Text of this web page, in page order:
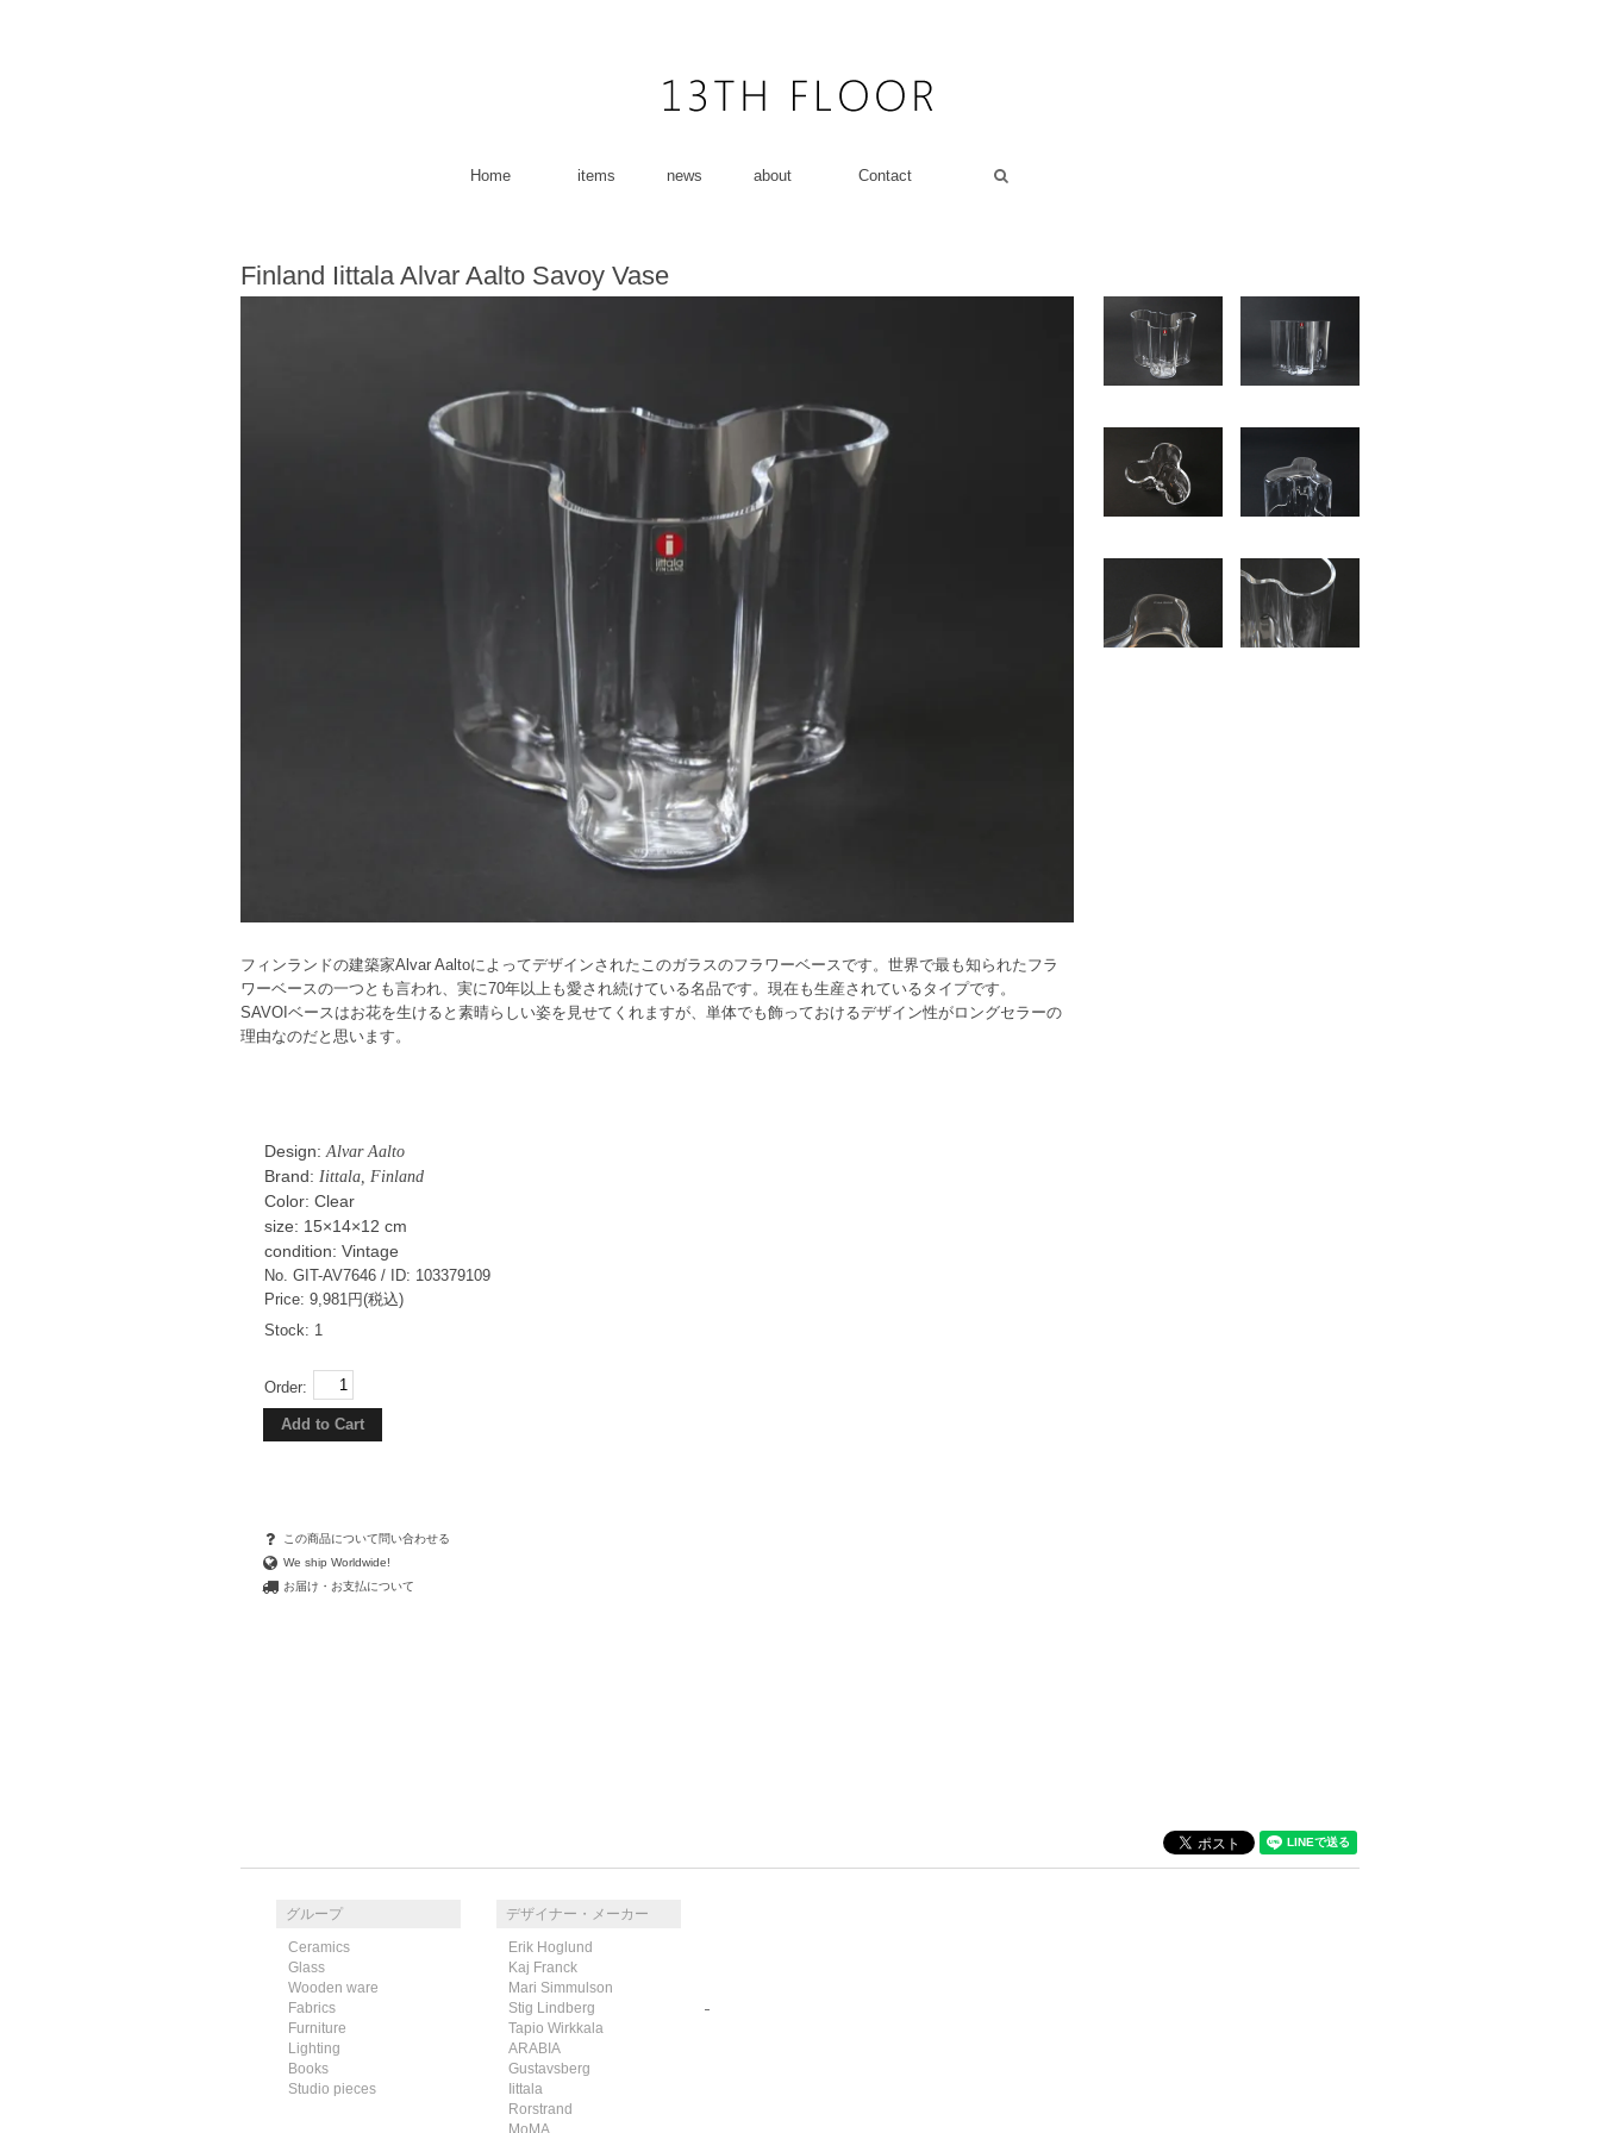
Home items news about Contact
Finland Iittala Alvar Aalto Savoy Vase
フィンランドの建築家Alvar Aaltoによってデザインされたこのガラスのフラワーベースです。世界で最も知られたフラ
ワーベースの一つとも言われ、実に70年以上も愛され続けている名品です。現在も生産されているタイプです。
SAVOIベースはお花を生けると素晴らしい姿を見せてくれますが、単体でも飾っておけるデザイン性がロングセラーの
理由なのだと思います。
Design: Alvar Aalto
Brand: Iittala, Finland
Color: Clear
size: 15×14×12 cm
condition: Vintage
No. GIT-AV7646 / ID: 103379109
Price: 9,981円(税込)
Stock: 1
Order:
この商品について問い合わせる
We ship Worldwide!
お届け・お支払について
グループ
Ceramics
Glass
Wooden ware
Fabrics
Furniture
Lighting
Books
Studio pieces
デザイナー・メーカー
Erik Hoglund
Kaj Franck
Mari Simmulson
Stig Lindberg
Tapio Wirkkala
ARABIA
Gustavsberg
Iittala
Rorstrand
MoMA